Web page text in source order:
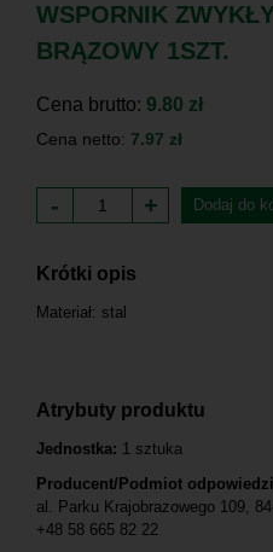
WSPORNIK
BRĄZOWY 1SZT.
Cena brutto: 9.80 zł
Cena netto: 7.97 zł
- + Dodaj do
Krótki opis
Materiał: stal
Atrybuty produktu
Jednostka: 1 sztuka
Producent/Podmiot
al. Parku Krajobrazowego 109,
+48 58 665 82 22